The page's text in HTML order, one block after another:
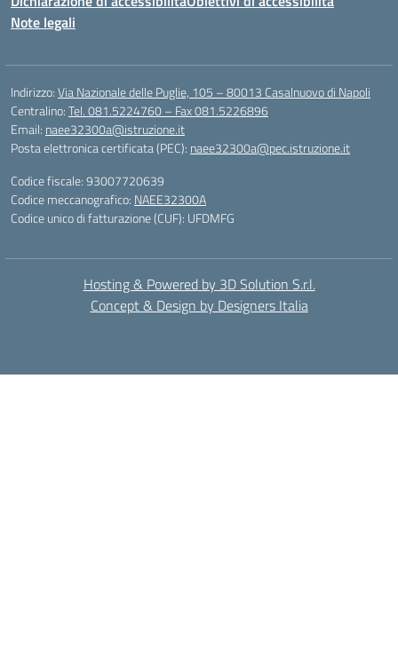
Note legali
Indirizzo:Via Nazionale delle Puglie, 105 – 80013 Casalnuovo di Napoli
Centralino:Tel. 081.5224760 – Fax 081.5226896
Email: naee32300a@istruzione.it
Posta elettronica certificata (PEC): naee32300a@pec.istruzione.it
Codice fiscale: 93007720639
Codice meccanografico: NAEE32300A
Codice unico di fatturazione (CUF): UFDMFG
Hosting & Powered by 3D Solution S.r.l.
Concept & Design by Designers Italia